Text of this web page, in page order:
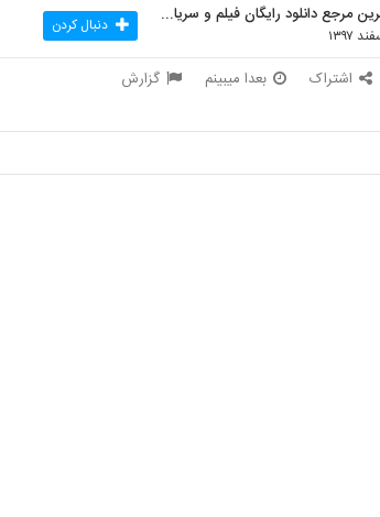
بروزترین مرجع دانلود رایگان فیلم و سریال ایرانی دنبال کردن
اشتراک بعدا میبینم گزارش